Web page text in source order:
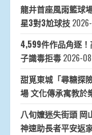
龍井首座風雨籃球
星3對3尬球技
4,599件作品角逐
子識毒拒毒 2026-
甜覓東城「尋糖探
場 文化傳承寓教於
八旬嬤迷失街頭 岡
神速助長者平安返